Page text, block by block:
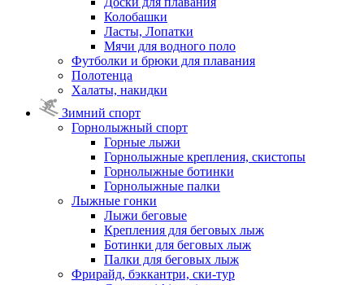
Колобашки
Ласты, Лопатки
Мячи для водного поло
Футболки и брюки для плавания
Полотенца
Халаты, накидки
Зимний спорт
Горнолыжный спорт
Горные лыжи
Горнолыжные крепления, скистопы
Горнолыжные ботинки
Горнолыжные палки
Лыжные гонки
Лыжи беговые
Крепления для беговых лыж
Ботинки для беговых лыж
Палки для беговых лыж
Фрирайд, бэккантри, ски-тур